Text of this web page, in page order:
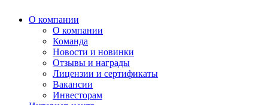
О компании
О компании
Команда
Новости и новинки
Отзывы и награды
Лицензии и сертификаты
Вакансии
Инвесторам